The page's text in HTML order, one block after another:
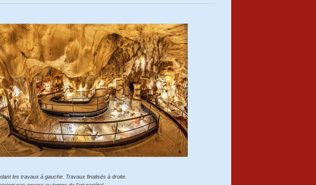
les travaux à gauche. Travaux finalisés à droite.